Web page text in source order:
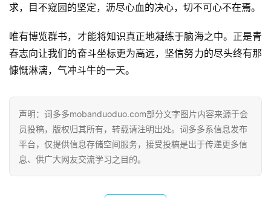
求，目不窥园的坚定，沥尽心血的决心，切不可心不在焉。
唯有博览群书，才能将知识真正地凝练于脑海之中。正是青
春志向让我们的奋斗坐标更为高远，坚信努力的尽头终有那
慷慨淋漓，气冲斗牛的一天。
声明：词多多mobanduoduo.com部分文字图片内容来源于会
员投稿，版权归其所有，转载请注明出处。词多多系信息发布
平台，仅提供信息存储空间服务，接受投稿是出于传递更多信
息、供广大网友交流学习之目的。